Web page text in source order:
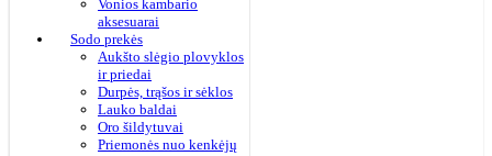
Vonios kambario
aksesuarai
Sodo prekės
Aukšto slėgio plovyklos
ir priedai
Durpės, trąšos ir sėklos
Lauko baldai
Oro šildytuvai
Priemonės nuo kenkėjų